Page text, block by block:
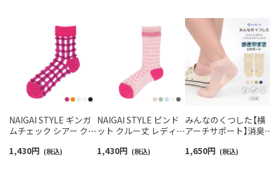
NAIGAI STYLE ギンガ
ムチェック シアー クル
ス 日本製 03097115
1,430円 (税込)
NAIGAI STYLE ピンド
ット クルー丈 レディー
03097119
1,430円 (税込)
みんなのくつした【横
アーチサポート】消臭
ト丈 エイジングケア
1,650円 (税込)